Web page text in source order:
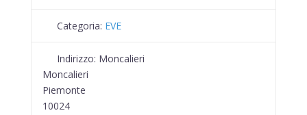
Categoria: EVE
Indirizzo: Moncalieri
Moncalieri
Piemonte
10024